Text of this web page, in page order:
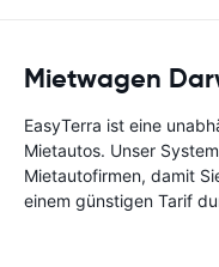
Mietwagen
EasyTerra ist eine
Mietautos. Unser
Mietautofirmen, damit
einem günstigen Tarif